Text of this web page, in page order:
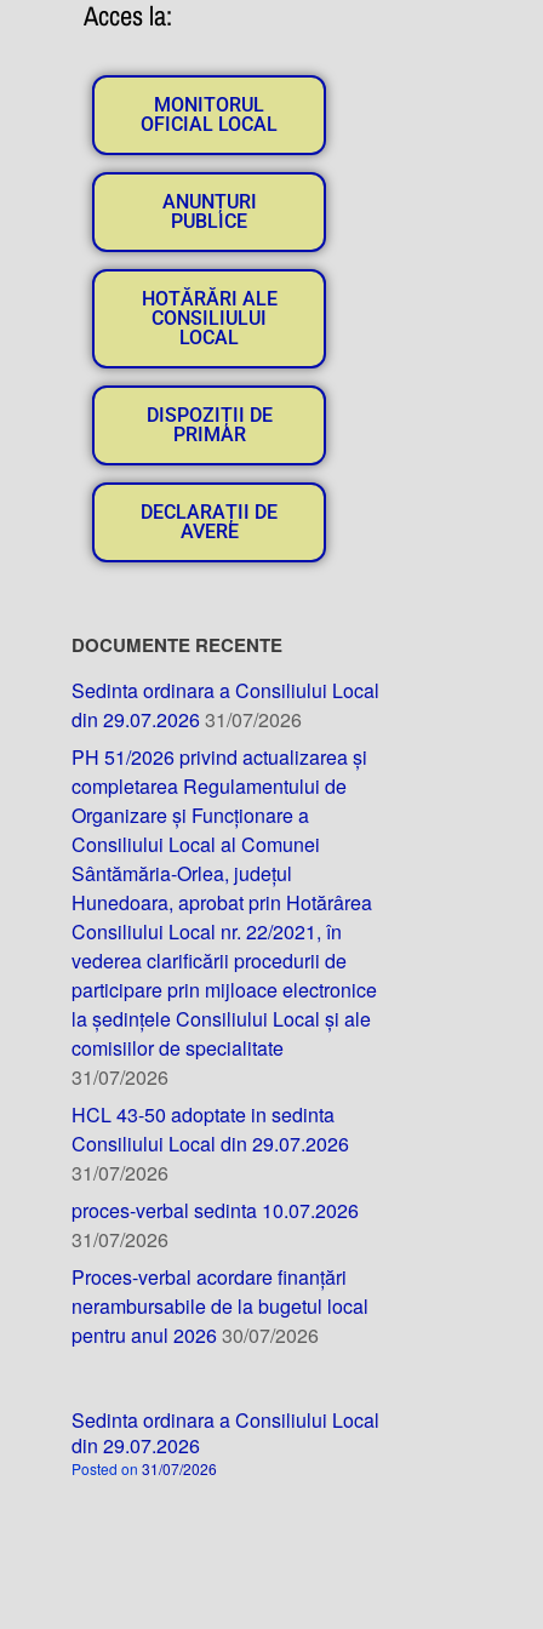
Acces la:
MONITORUL
OFICIAL LOCAL
ANUNȚURI
PUBLICE
HOTĂRĂRI ALE
CONSILIULUI
LOCAL
DISPOZIȚII DE
PRIMAR
DECLARAȚII DE
AVERE
DOCUMENTE RECENTE
Sedinta ordinara a Consiliului Local
din 29.07.202631/07/2026
PH 51/2026 privind actualizarea și
completarea Regulamentului de
Organizare și Funcționare a
Consiliului Local al Comunei
Sântămăria-Orlea, județul
Hunedoara, aprobat prin Hotărârea
Consiliului Local nr. 22/2021, în
vederea clarificării procedurii de
participare prin mijloace electronice
la ședințele Consiliului Local și ale
comisiilor de specialitate
31/07/2026
HCL 43-50 adoptate in sedinta
Consiliului Local din 29.07.2026
31/07/2026
proces-verbal sedinta 10.07.2026
31/07/2026
Proces-verbal acordare finanțări
nerambursabile de la bugetul local
pentru anul 202630/07/2026
Sedinta ordinara a Consiliului Local
din 29.07.2026
Posted on31/07/2026